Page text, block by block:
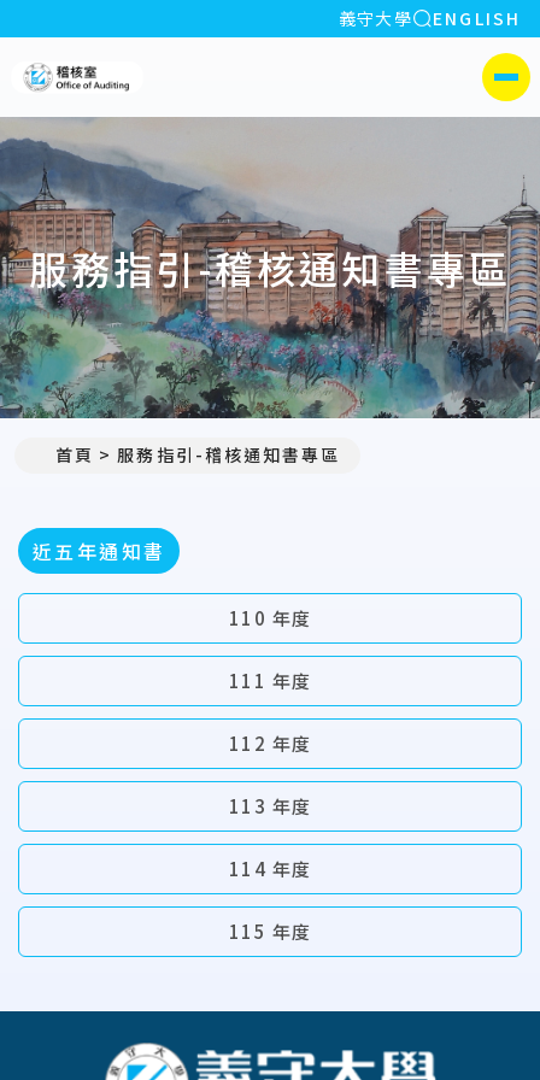
:::
義守大學 全站搜索
ENGLISH
側選單
服務指引-稽核通知書專區
首頁 服務指引-稽核通知書專區
近五年通知書
110 年度
111 年度
112 年度
113 年度
114 年度
115 年度